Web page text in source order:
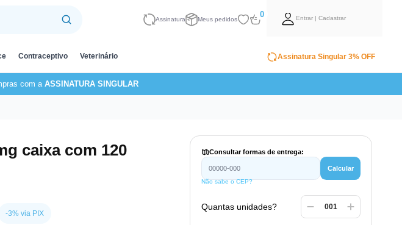
Assinatura Meus pedidos
0 Entrar | Cadastrar
Contraceptivo Veterinário Assinatura Singular 3% OFF
com a ASSINATURA SINGULAR
caixa com 120
-3% via PIX
Consultar formas de entrega:
Calcular
Não sabe o CEP?
Quantas unidades?